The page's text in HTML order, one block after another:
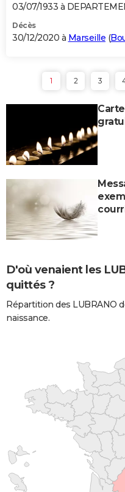
03/07/1933 à
Décès
30/12/2020 à Marseille (
1 2 3
D'où venaient les
quittés ?
Répartition des LUBRANO
naissance.